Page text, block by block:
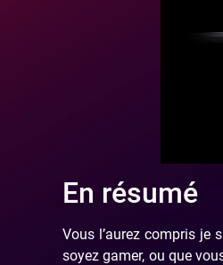
En résumé
Vous l’aurez compris je
soyez gamer, ou que